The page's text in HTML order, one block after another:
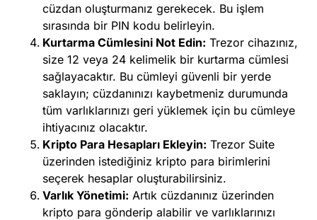
cüzdan oluşturmanız gerekecek. Bu işlem
sırasında bir PIN kodu belirleyin.
Kurtarma Cümlesini Not Edin: Trezor cihazınız,
size 12 veya 24 kelimelik bir kurtarma cümlesi
sağlayacaktır. Bu cümleyi güvenli bir yerde
saklayın; cüzdanınızı kaybetmeniz durumunda
tüm varlıklarınızı geri yüklemek için bu cümleye
ihtiyacınız olacaktır.
Kripto Para Hesapları Ekleyin: Trezor Suite
üzerinden istediğiniz kripto para birimlerini
seçerek hesaplar oluşturabilirsiniz.
Varlık Yönetimi: Artık cüzdanınız üzerinden
kripto para gönderip alabilir ve varlıklarınızı